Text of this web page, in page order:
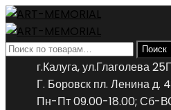
Искать: Поиск
г.Калуга, ул.Глаголева 25Г
Г. Боровск пл. Ленина д.
Пн-Пт 09.00-18.00; Сб-